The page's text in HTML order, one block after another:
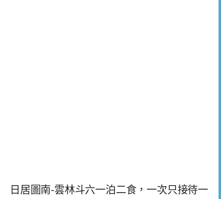
日居圖南-雲林斗六一泊二食，一次只接待一